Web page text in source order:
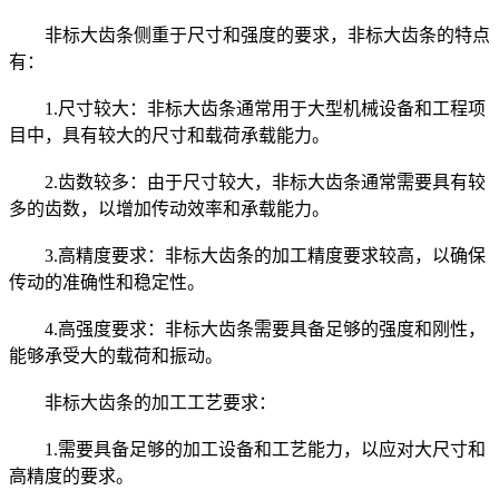
非标大齿条侧重于尺寸和强度的要求，非标大齿条的特点
有：
1.尺寸较大：非标大齿条通常用于大型机械设备和工程项
目中，具有较大的尺寸和载荷承载能力。
2.齿数较多：由于尺寸较大，非标大齿条通常需要具有较
多的齿数，以增加传动效率和承载能力。
3.高精度要求：非标大齿条的加工精度要求较高，以确保
传动的准确性和稳定性。
4.高强度要求：非标大齿条需要具备足够的强度和刚性，
能够承受大的载荷和振动。
非标大齿条的加工工艺要求：
1.需要具备足够的加工设备和工艺能力，以应对大尺寸和
高精度的要求。